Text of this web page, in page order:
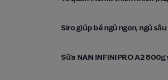
Siro giúp bé ngủ ngon, ngủ
Sữa NAN INFINIPRO A2 800g